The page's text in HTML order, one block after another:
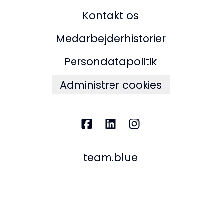
Kontakt os
Medarbejderhistorier
Persondatapolitik
Administrer cookies
team.blue